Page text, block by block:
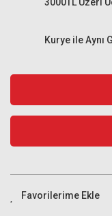
Kurye ile Aynı